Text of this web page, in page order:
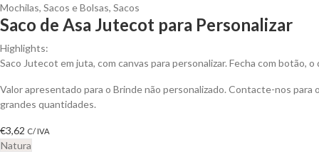
Mochilas, Sacos e Bolsas, Sacos
Saco de Asa Jutecot para Personalizar
Highlights:
Saco Jutecot em juta, com canvas para personalizar. Fecha com botão,
Valor apresentado para o Brinde não personalizado. Contacte-nos
grandes quantidades.
€3,62 C/ IVA
Natura